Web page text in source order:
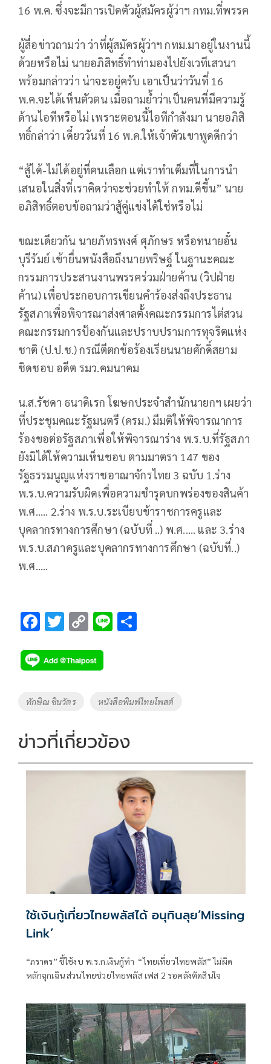
16 พ.ค. ซึ่งจะมีการเปิดตัวผู้สมัครผู้ว่าฯ กทม.ที่พรรค
ผู้สื่อข่าวถามว่า ว่าที่ผู้สมัครผู้ว่าฯ กทม.มาอยู่ในงานนี้
ด้วยหรือไม่ นายอภิสิทธิ์ทำท่ามองไปยังเวทีเสวนา
พร้อมกล่าวว่า น่าจะอยู่ครับ เอาเป็นว่าวันที่ 16
พ.ค.จะได้เห็นตัวตน เมื่อถามย้ำว่าเป็นคนที่มีความรู้
ด้านไอทีหรือไม่ เพราะตอนนี้ไอทีกำลังมา นายอภิสิ
ทธิ์กล่าว่า เดี๋ยววันที่ 16 พ.ค.ให้เจ้าตัวเขาพูดดีกว่า
“สู้ได้-ไม่ได้อยู่ที่คนเลือก แต่เราทำเต็มที่ในการนำ
เสนอในสิ่งที่เราคิดว่าจะช่วยทำให้ กทม.ดีขึ้น” นาย
อภิสิทธิ์ตอบข้อถามว่าสู้คู่แข่งได้ใช่หรือไม่
ขณะเดียวกัน นายภัทรพงศ์ ศุภักษร หรือทนายอั๋น
บุรีรัมย์ เข้ายื่นหนังสือถึงนายพริษฐ์ ในฐานะคณะ
กรรมการประสานงานพรรคร่วมฝ่ายค้าน (วิปฝ่าย
ค้าน) เพื่อประกอบการเขียนคำร้องส่งถึงประธาน
รัฐสภาเพื่อพิจารณาส่งศาลตั้งคณะกรรมการไต่สวน
คณะกรรมการป้องกันและปราบปรามการทุจริตแห่ง
ชาติ (ป.ป.ช.) กรณีตีตกข้อร้องเรียนนายศักดิ์สยาม
ชิดชอบ อดีต รมว.คมนาคม
น.ส.รัชดา ธนาดิเรก โฆษกประจำสำนักนายกฯ เผยว่า
ที่ประชุมคณะรัฐมนตรี (ครม.) มีมติให้พิจารณาการ
ร้องขอต่อรัฐสภาเพื่อให้พิจารณาร่าง พ.ร.บ.ที่รัฐสภา
ยังมิได้ให้ความเห็นชอบ ตามมาตรา 147 ของ
รัฐธรรมนูญแห่งราชอาณาจักรไทย 3 ฉบับ 1.ร่าง
พ.ร.บ.ความรับผิดเพื่อความชำรุดบกพร่องของสินค้า
พ.ศ..... 2.ร่าง พ.ร.บ.ระเบียบข้าราชการครูและ
บุคลากรทางการศึกษา (ฉบับที่ ..) พ.ศ..... และ 3.ร่าง
พ.ร.บ.สภาครูและบุคลากรทางการศึกษา (ฉบับที่..)
พ.ศ.....
F
e
b
o
k
T
tt
er
C
p
y
Li
k
Li
Tags
ทักษิณ ชินวัตร หนังสือพิมพ์ไทยโพสต์
ข่าวที่เกี่ยวข้อง
ใช้เงินกู้เที่ยวไทยพลัสได้ อนุทินลุย‘Missing
Link’
“ภราดร” ชี้ใช้งบ พ.ร.ก.เงินกู้ทำ “ไทยเที่ยวไทยพลัส” ไม่ผิด
หลักฉุกเฉิน ส่วนไทยช่วยไทยพลัส เฟส 2 รอคลังตัดสินใจ